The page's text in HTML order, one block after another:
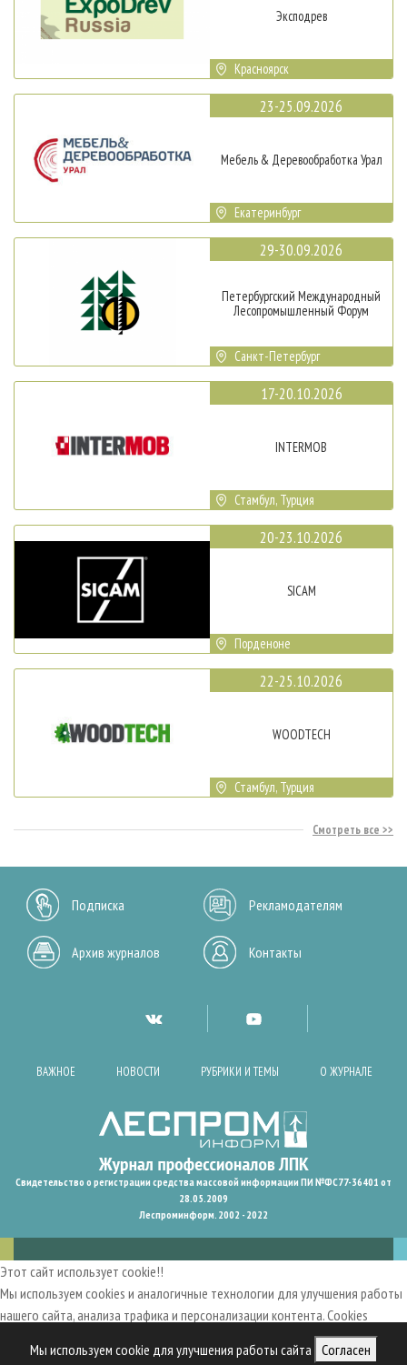
Мы используем cookie для улучшения работы сайта Согласен
Эксподрев
Красноярск
23-25.09.2026
Мебель & Деревообработка Урал
Екатеринбург
29-30.09.2026
Петербургский Международный
Лесопромышленный Форум
Санкт-Петербург
17-20.10.2026
INTERMOB
Стамбул, Турция
20-23.10.2026
SICAM
Порденоне
22-25.10.2026
WOODTECH
Стамбул, Турция
Смотреть все
Подписка Рекламодателям
Архив журналов Контакты
ВАЖНОЕ НОВОСТИ РУБРИКИ И ТЕМЫ О ЖУРНАЛЕ
Свидетельство о регистрации средства массовой информации ПИ №ФС77-36401 от
28.05.2009
Леспроминформ. 2002 - 2022
Этот сайт использует cookie!!
Мы используем cookies и аналогичные технологии для улучшения работы
нашего сайта, анализа трафика и персонализации контента. Cookies
пользовательский опыт